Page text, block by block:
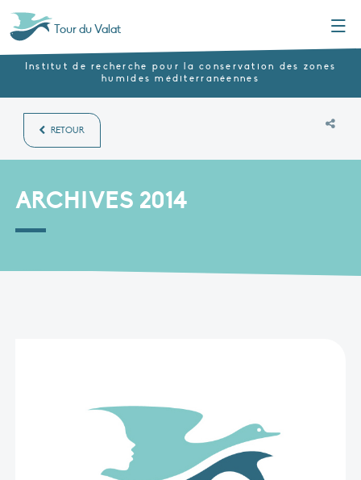
Tour du Valat
Institut de recherche pour la conservation des zones
humides méditerranéennes
RETOUR
ARCHIVES 2014